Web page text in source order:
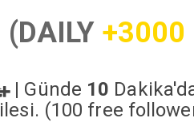
(DAILY +3000
| Günde 10
(100 free